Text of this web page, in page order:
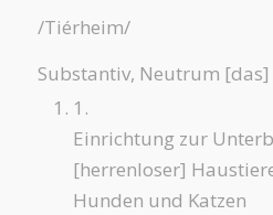
/Tiérheim/
Substantiv, Neutrum [das]
1.
Einrichtung zur
[herrenloser]
Hunden und Katzen